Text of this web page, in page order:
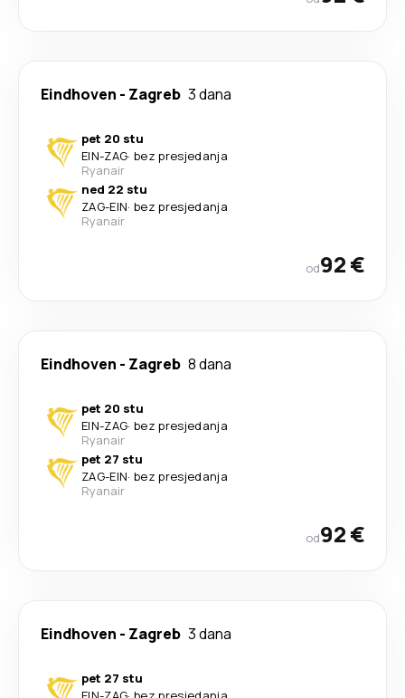
Eindhoven - Zagreb 3 dana
pet 20 stu
EIN-ZAG· bez presjedanja
Ryanair
ned 22 stu
ZAG-EIN· bez presjedanja
Ryanair
od92 €
Eindhoven - Zagreb 8 dana
pet 20 stu
EIN-ZAG· bez presjedanja
Ryanair
pet 27 stu
ZAG-EIN· bez presjedanja
Ryanair
od92 €
Eindhoven - Zagreb 3 dana
pet 27 stu